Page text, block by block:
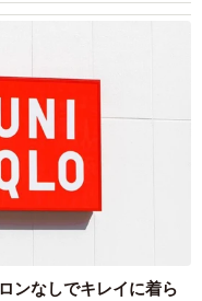
ンなしでキレイに着ら